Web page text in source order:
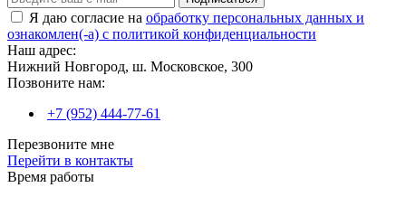
Я даю согласие на обработку персональных данных и
ознакомлен(-а) с политикой конфиденциальности
Наш адрес:
Нижний Новгород, ш. Московское, 300
Позвоните нам:
+7 (952) 444-77-61
Перезвоните мне
Перейти в контакты
Время работы